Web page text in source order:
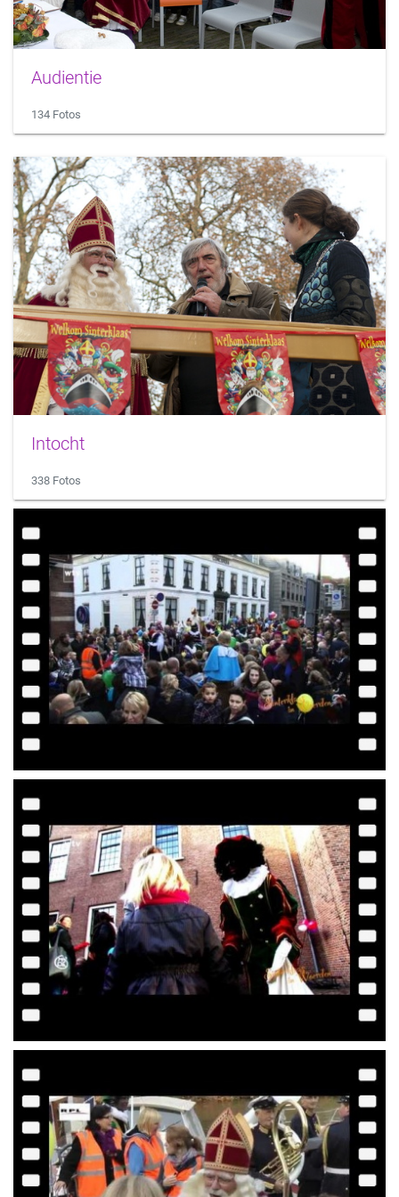
Audientie
134 Fotos
Intocht
338 Fotos